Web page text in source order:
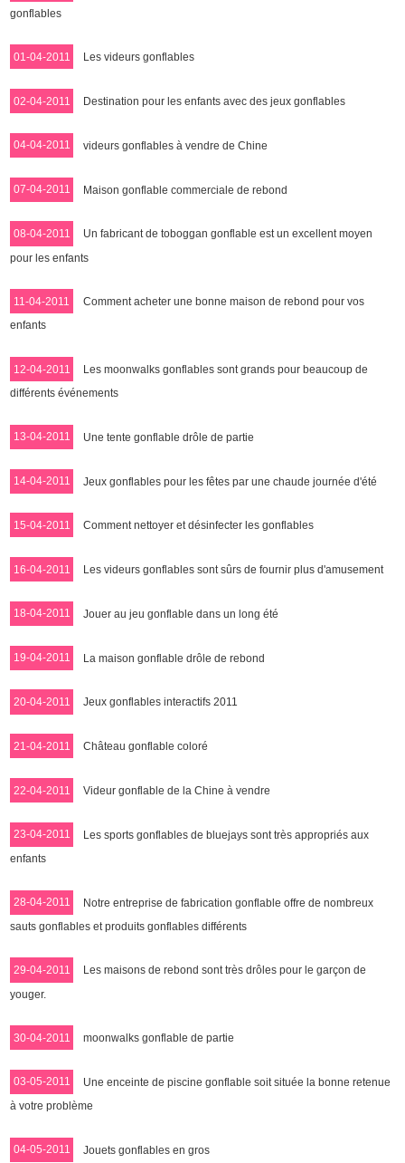
gonflables
01-04-2011 Les videurs gonflables
02-04-2011 Destination pour les enfants avec des jeux gonflables
04-04-2011 videurs gonflables à vendre de Chine
07-04-2011 Maison gonflable commerciale de rebond
08-04-2011
Un fabricant de toboggan gonflable est un excellent moyen
pour les enfants
11-04-2011
Comment acheter une bonne maison de rebond pour vos
enfants
12-04-2011
Les moonwalks gonflables sont grands pour beaucoup de
différents événements
13-04-2011 Une tente gonflable drôle de partie
14-04-2011 Jeux gonflables pour les fêtes par une chaude journée d'été
15-04-2011 Comment nettoyer et désinfecter les gonflables
16-04-2011 Les videurs gonflables sont sûrs de fournir plus d'amusement
18-04-2011 Jouer au jeu gonflable dans un long été
19-04-2011 La maison gonflable drôle de rebond
20-04-2011 Jeux gonflables interactifs 2011
21-04-2011 Château gonflable coloré
22-04-2011 Videur gonflable de la Chine à vendre
23-04-2011
Les sports gonflables de bluejays sont très appropriés aux
enfants
28-04-2011
Notre entreprise de fabrication gonflable offre de nombreux
sauts gonflables et produits gonflables différents
29-04-2011
Les maisons de rebond sont très drôles pour le garçon de
youger.
30-04-2011 moonwalks gonflable de partie
03-05-2011
Une enceinte de piscine gonflable soit située la bonne retenue
à votre problème
04-05-2011 Jouets gonflables en gros